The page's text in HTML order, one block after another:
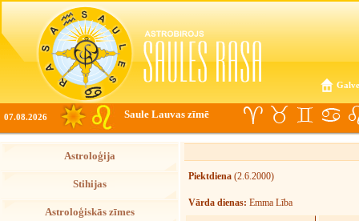
07.08.2026 Saule Lauvas zīmē
Astroloģija
Stihijas
Astroloģiskās zīmes
Piektdiena (2.6.2000)
Vārda dienas: Emma Lība